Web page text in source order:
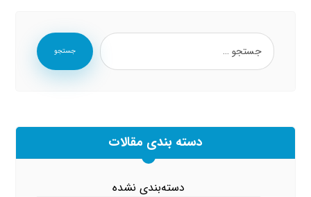
جستجو
دسته بندی مقالات
دسته‌بندی نشده